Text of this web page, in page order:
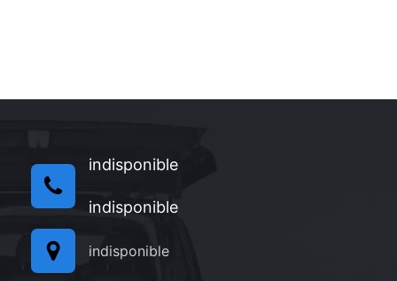
indisponible
indisponible
indisponible